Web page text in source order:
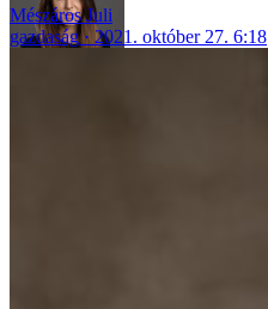
Mészáros Juli
gazdaság
2021. október 27. 6:18